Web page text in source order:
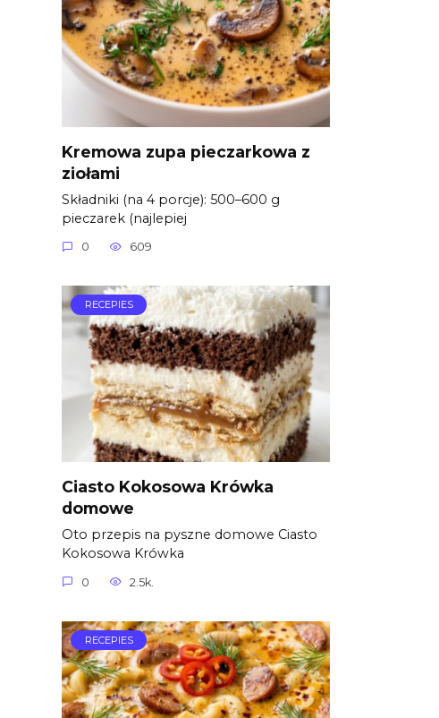
Kremowa zupa pieczarkowa z
ziołami
Składniki (na 4 porcje): 500–600 g
pieczarek (najlepiej
0 609
RECEPIES
Ciasto Kokosowa Krówka
domowe
Oto przepis na pyszne domowe Ciasto
Kokosowa Krówka
0 2.5k.
RECEPIES